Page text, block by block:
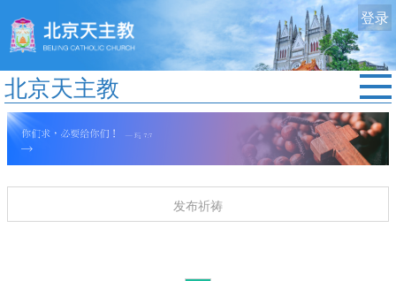
登录
北京天主教
首页
教区动态
修院生活
认识天主
发布祈祷